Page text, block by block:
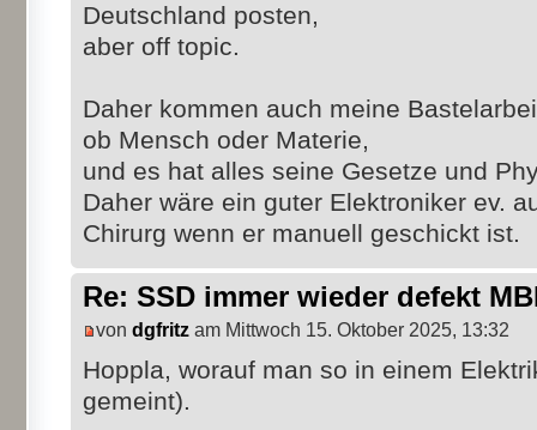
Deutschland posten,
aber off topic.
Daher kommen auch meine
ob Mensch oder Materie,
und es hat alles seine Gesetze und
Daher wäre ein guter Elektroniker ev.
Chirurg wenn er manuell geschickt ist.
Re: SSD immer wieder defekt
von dgfritz am Mittwoch 15. Oktober 2025, 13:32
Hoppla, worauf man so in einem
gemeint).